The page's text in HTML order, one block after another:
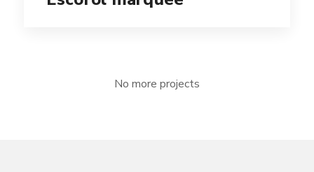
No more projects